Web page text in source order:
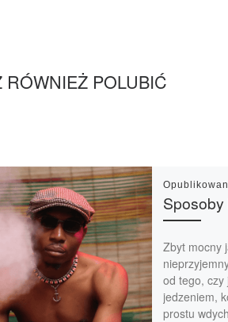
RÓWNIEŻ POLUBIĆ
Zbyt mocny
od tego, czy
jedzeniem,
prostu